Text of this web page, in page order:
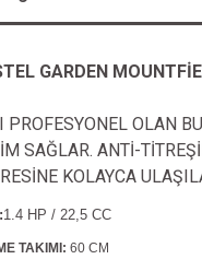
GARDEN
PROFESYONEL OLAN
SAĞLAR. ANTİ-
KOLAYCA
1.4 HP / 22,5 CC
TAKIMI: 60 CM